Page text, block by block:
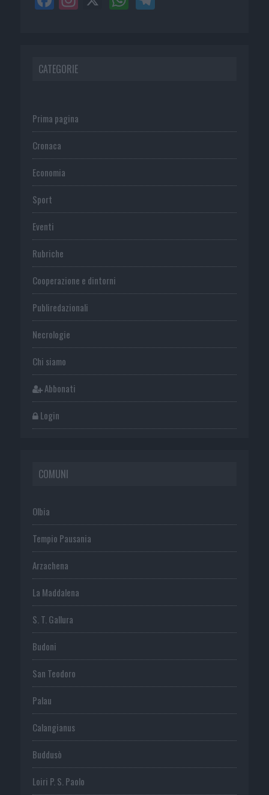
CATEGORIE
Prima pagina
Cronaca
Economia
Sport
Eventi
Rubriche
Cooperazione e dintorni
Publiredazionali
Necrologie
Chi siamo
Abbonati
Login
COMUNI
Olbia
Tempio Pausania
Arzachena
La Maddalena
S. T. Gallura
Budoni
San Teodoro
Palau
Calangianus
Buddusò
Loiri P. S. Paolo